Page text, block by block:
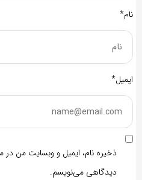
نام*
ایمیل*
ذخیره نام، ایمیل و وبسایت من در
دیدگاهی می‌نویسم.